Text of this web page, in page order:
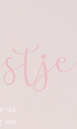
vol
van